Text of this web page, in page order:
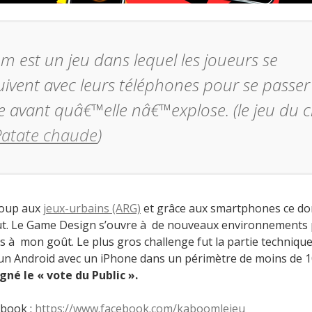
est un jeu dans lequel les joueurs se
avec leurs téléphones pour se
avant quâ€™elle nâ€™explose. (le jeu du
chaude)
aux jeux-urbains (ARG) et grâce aux smartphones ce
Le Game Design s’ouvre à de nouveaux environnements
à mon goût. Le plus gros challenge fut la partie
Android avec un iPhone dans un périmètre de moins de
le « vote du Public ».
: https://www.facebook.com/kaboomlejeu